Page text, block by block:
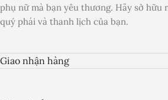
phụ nữ mà bạn yêu thương. Hãy sở hữu
quý phái và thanh lịch của bạn.
Giao nhận hàng